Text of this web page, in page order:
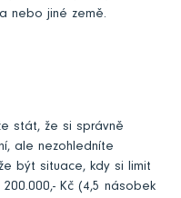
nebo jiné země.
stát, že si správně
ale nezohledníte
být situace, kdy si limit
Kč (4,5 násobek